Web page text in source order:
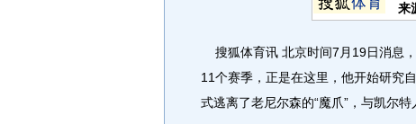
来
搜狐体育讯 北京时间7月19日消息
11个赛季，正是在这里，他开始研究
式逃离了老尼尔森的“魔爪”，与凯尔特